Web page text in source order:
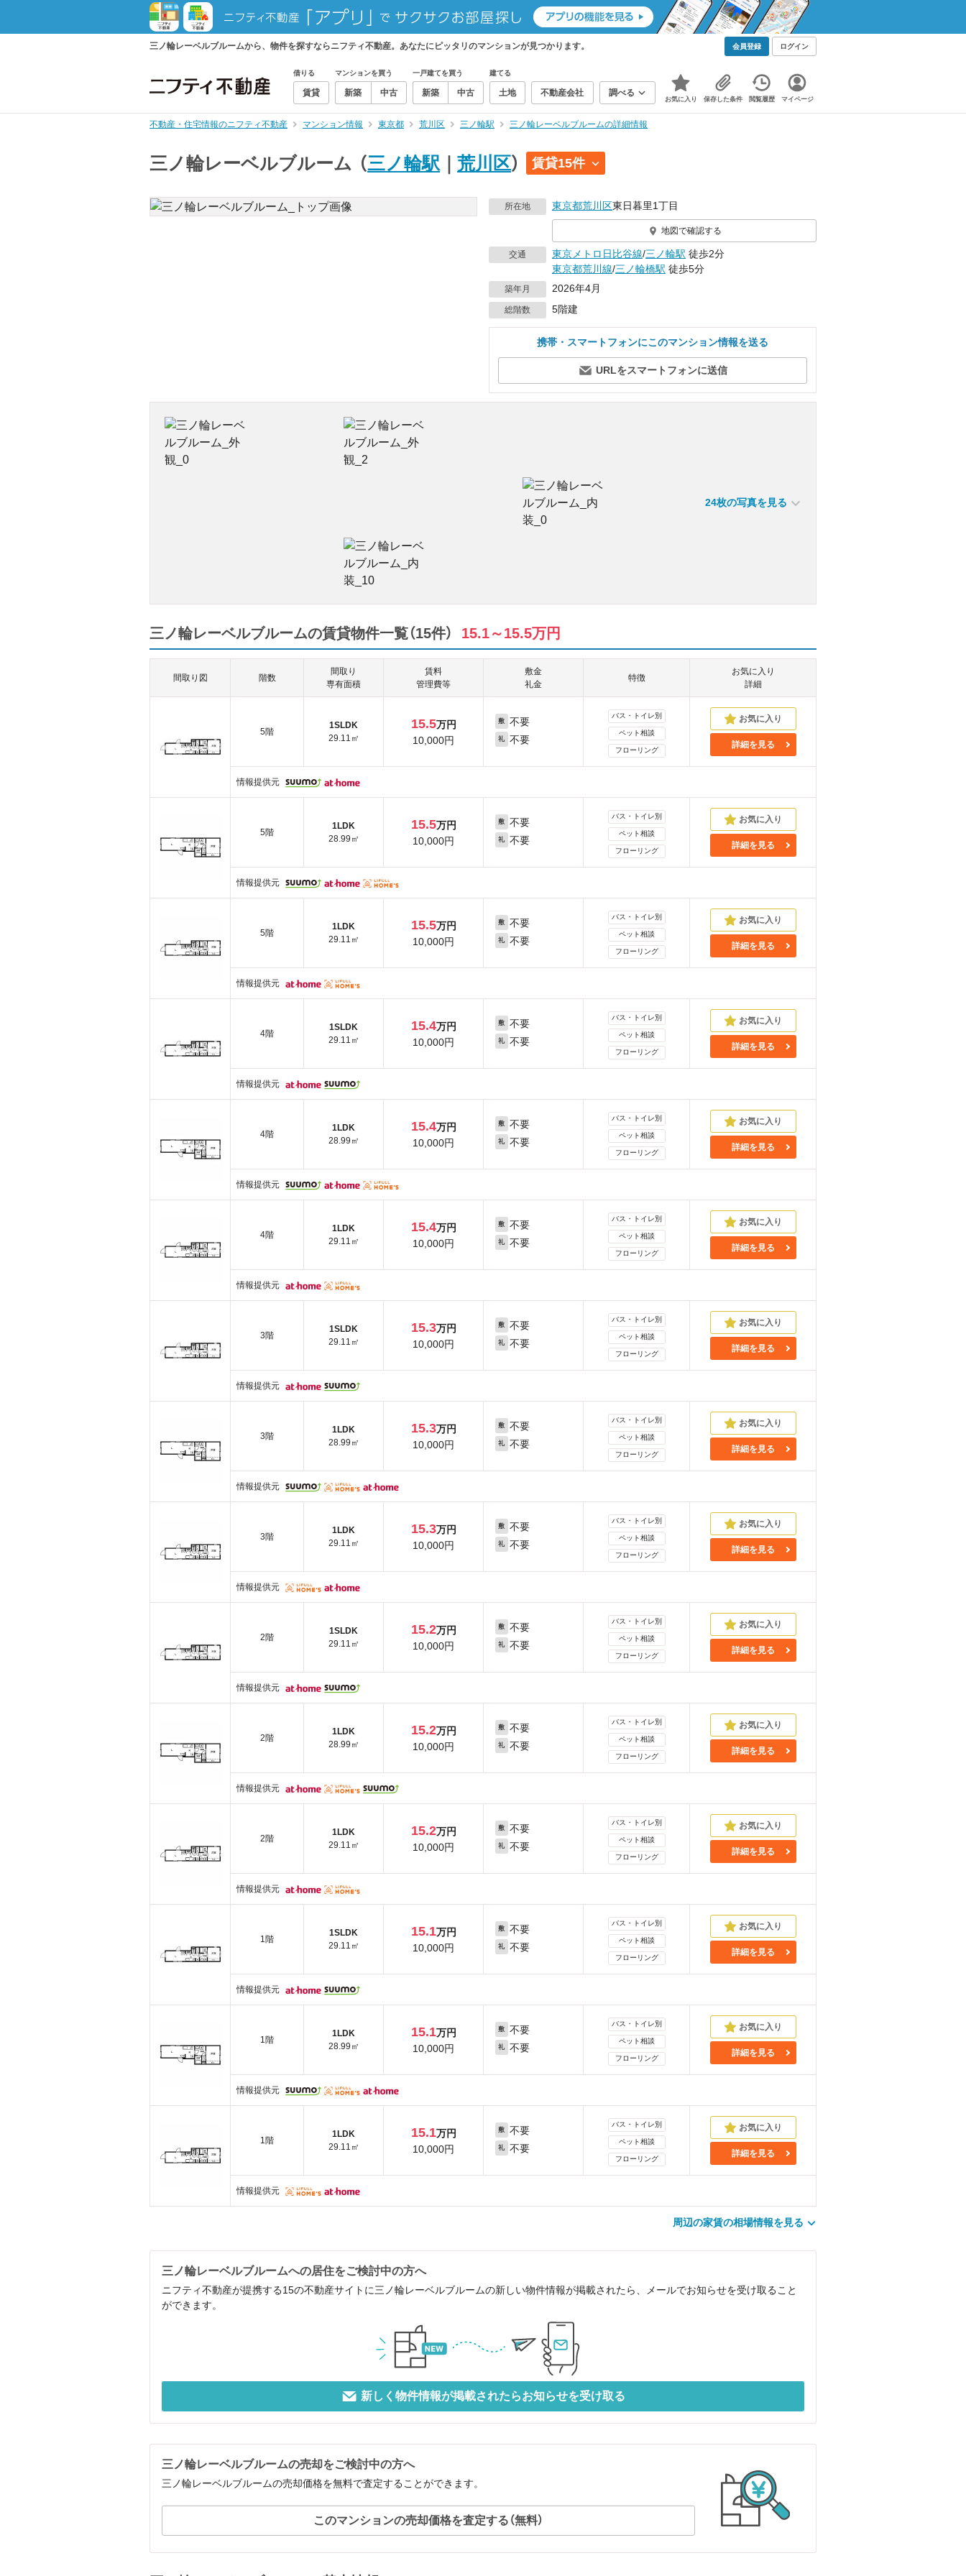
三ノ輪レーベルブルームから、物件を探すならニフティ不動産。あなたにピッタリのマンションが見つかります。 会員登録 ログイン
借りる
賃貸
マンションを買う
新築 中古
一戸建てを買う
新築 中古
建てる
土地 不動産会社 調べる
お気に入り 保存した条件 閲覧履歴 マイページ
不動産・住宅情報のニフティ不動産 マンション情報 東京都 荒川区 三ノ輪駅 三ノ輪レーベルブルームの詳細情報
三ノ輪レーベルブルーム （三ノ輪駅 荒川区） 賃貸15件
所在地 東京都荒川区東日暮里1丁目
地図で確認する
交通 東京メトロ日比谷線/三ノ輪駅 徒歩2分
東京都荒川線/三ノ輪橋駅 徒歩5分
築年月 2026年4月
総階数 5階建
携帯・スマートフォンにこのマンション情報を送る
URLをスマートフォンに送信
24枚の写真を見る
三ノ輪レーベルブルームの賃貸物件一覧（15件） 15.1～15.5万円
間取り図 階数
間取り
専有面積
賃料
管理費等
敷金
礼金
特徴
お気に入り
詳細
5階
1SLDK
29.11㎡
15.5万円
10,000円
敷 不要
礼 不要
バス・トイレ別
ペット相談
フローリング
詳細を見る
情報提供元
5階
1LDK
28.99㎡
15.5万円
10,000円
敷 不要
礼 不要
バス・トイレ別
ペット相談
フローリング
詳細を見る
情報提供元
5階
1LDK
29.11㎡
15.5万円
10,000円
敷 不要
礼 不要
バス・トイレ別
ペット相談
フローリング
詳細を見る
情報提供元
4階
1SLDK
29.11㎡
15.4万円
10,000円
敷 不要
礼 不要
バス・トイレ別
ペット相談
フローリング
詳細を見る
情報提供元
4階
1LDK
28.99㎡
15.4万円
10,000円
敷 不要
礼 不要
バス・トイレ別
ペット相談
フローリング
詳細を見る
情報提供元
4階
1LDK
29.11㎡
15.4万円
10,000円
敷 不要
礼 不要
バス・トイレ別
ペット相談
フローリング
詳細を見る
情報提供元
3階
1SLDK
29.11㎡
15.3万円
10,000円
敷 不要
礼 不要
バス・トイレ別
ペット相談
フローリング
詳細を見る
情報提供元
3階
1LDK
28.99㎡
15.3万円
10,000円
敷 不要
礼 不要
バス・トイレ別
ペット相談
フローリング
詳細を見る
情報提供元
3階
1LDK
29.11㎡
15.3万円
10,000円
敷 不要
礼 不要
バス・トイレ別
ペット相談
フローリング
詳細を見る
情報提供元
2階
1SLDK
29.11㎡
15.2万円
10,000円
敷 不要
礼 不要
バス・トイレ別
ペット相談
フローリング
詳細を見る
情報提供元
2階
1LDK
28.99㎡
15.2万円
10,000円
敷 不要
礼 不要
バス・トイレ別
ペット相談
フローリング
詳細を見る
情報提供元
2階
1LDK
29.11㎡
15.2万円
10,000円
敷 不要
礼 不要
バス・トイレ別
ペット相談
フローリング
詳細を見る
情報提供元
1階
1SLDK
29.11㎡
15.1万円
10,000円
敷 不要
礼 不要
バス・トイレ別
ペット相談
フローリング
詳細を見る
情報提供元
1階
1LDK
28.99㎡
15.1万円
10,000円
敷 不要
礼 不要
バス・トイレ別
ペット相談
フローリング
詳細を見る
情報提供元
1階
1LDK
29.11㎡
15.1万円
10,000円
敷 不要
礼 不要
バス・トイレ別
ペット相談
フローリング
詳細を見る
情報提供元
周辺の家賃の相場情報を見る
三ノ輪レーベルブルームへの居住をご検討中の方へ
ニフティ不動産が提携する15の不動産サイトに三ノ輪レーベルブルームの新しい物件情報が掲載されたら、メールでお知らせを受け取ること
ができます。
新しく物件情報が掲載されたらお知らせを受け取る
三ノ輪レーベルブルームの売却をご検討中の方へ
三ノ輪レーベルブルームの売却価格を無料で査定することができます。
このマンションの売却価格を査定する（無料）